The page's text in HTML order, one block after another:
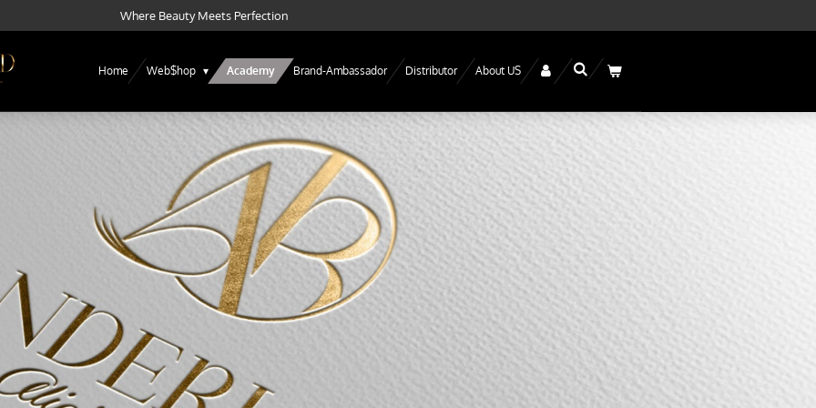
Where Beauty Meets Perfection
Home Web$hop Academy Brand-Ambassador Distributor About US